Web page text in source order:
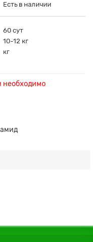
Есть в наличии
60 сут
10-12 кг
кг
необходимо